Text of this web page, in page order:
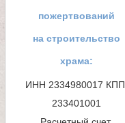
пожертвований
на строительство
храма:
ИНН 2334980017 КПП
233401001